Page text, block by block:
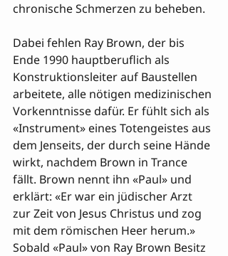
chronische Schmerzen zu beheben.
Dabei fehlen Ray Brown, der bis
Ende 1990 hauptberuflich als
Konstruktionsleiter auf Baustellen
arbeitete, alle nötigen medizinischen
Vorkenntnisse dafür. Er fühlt sich als
«Instrument» eines Totengeistes aus
dem Jenseits, der durch seine Hände
wirkt, nachdem Brown in Trance
fällt. Brown nennt ihn «Paul» und
erklärt: «Er war ein jüdischer Arzt
zur Zeit von Jesus Christus und zog
mit dem römischen Heer herum.»
Sobald «Paul» von Ray Brown Besitz